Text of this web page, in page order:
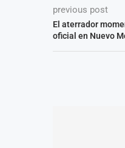
previous post
El aterrador
oficial en Nuevo